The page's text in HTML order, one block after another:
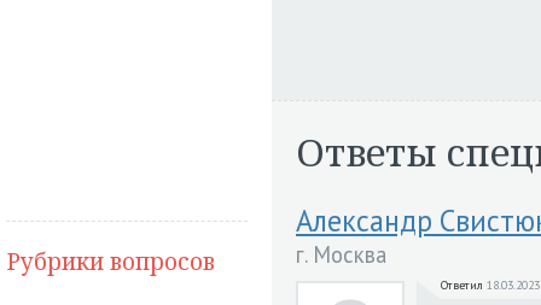
Рубрики вопросов
Ответы
Александр
г. Москва
Ответил